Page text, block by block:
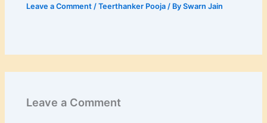
Leave a Comment /Teerthanker Pooja / BySwarn Jain
Leave a Comment